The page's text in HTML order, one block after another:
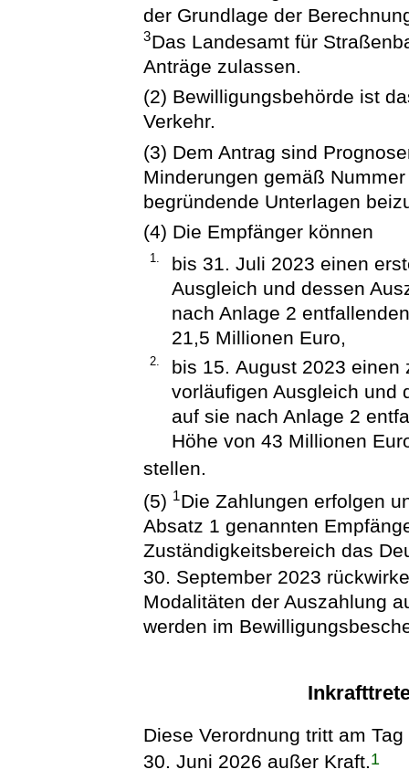
der Grundlage der
3Das Landesamt für
Anträge zulassen.
(2) Bewilligungsbehörde ist
Verkehr.
(3) Dem Antrag sind
Minderungen gemäß
begründende Unterlagen
(4) Die Empfänger können
1.
bis 31. Juli 2023 einen
Ausgleich und dessen
nach Anlage 2
21,5 Millionen Euro,
2.
bis 15. August 2023 einen
vorläufigen Ausgleich und
auf sie nach Anlage 2
Höhe von 43 Millionen
stellen.
(5) 1Die Zahlungen erfolgen
Absatz 1 genannten
Zuständigkeitsbereich das
30. September 2023
Modalitäten der Auszahlung
werden im
Diese Verordnung tritt am
30. Juni 2026 außer Kraft.1